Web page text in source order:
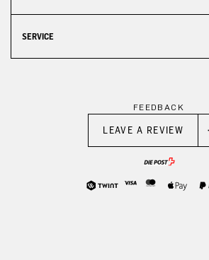
SERVICE
FEEDBACK
LEAVE A REVIEW